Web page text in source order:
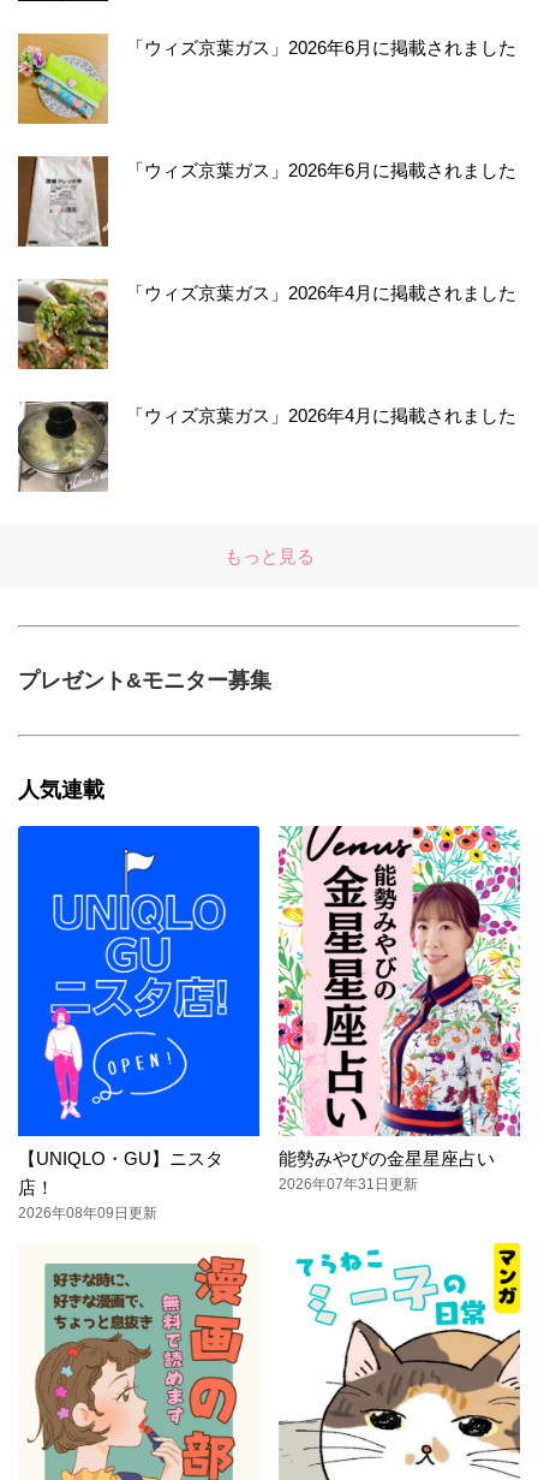
「ウィズ京葉ガス」2026年6月に掲載されました
「ウィズ京葉ガス」2026年6月に掲載されました
「ウィズ京葉ガス」2026年4月に掲載されました
「ウィズ京葉ガス」2026年4月に掲載されました
もっと見る
プレゼント&モニター募集
人気連載
【UNIQLO・GU】ニスタ
店！
2026年08年09日更新
能勢みやびの金星星座占い
2026年07年31日更新